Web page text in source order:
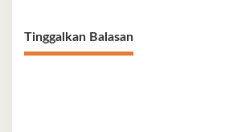
Tinggalkan Balasan